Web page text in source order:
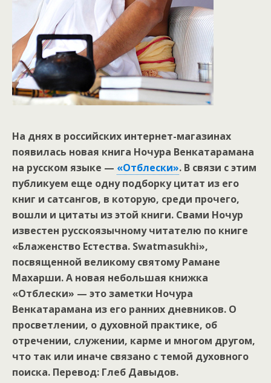
На днях в российских интернет-магазинах
появилась новая книга Ночура Венкатарамана
на русском языке — «Отблески». В связи с этим
публикуем еще одну подборку цитат из его
книг и сатсангов, в которую, среди прочего,
вошли и цитаты из этой книги. Свами Ночур
известен русскоязычному читателю по книге
«Блаженство Естества. Swatmasukhi»,
посвященной великому святому Рамане
Махарши. А новая небольшая книжка
«Отблески» — это заметки Ночура
Венкатарамана из его ранних дневников. О
просветлении, о духовной практике, об
отречении, служении, карме и многом другом,
что так или иначе связано с темой духовного
поиска. Перевод: Глеб Давыдов.